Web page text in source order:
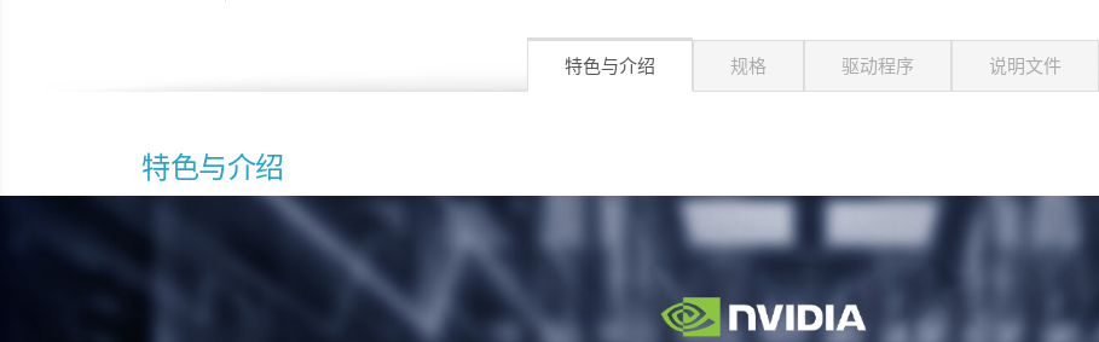
特色与介绍 规格 驱动程序 说明文件
特色与介绍